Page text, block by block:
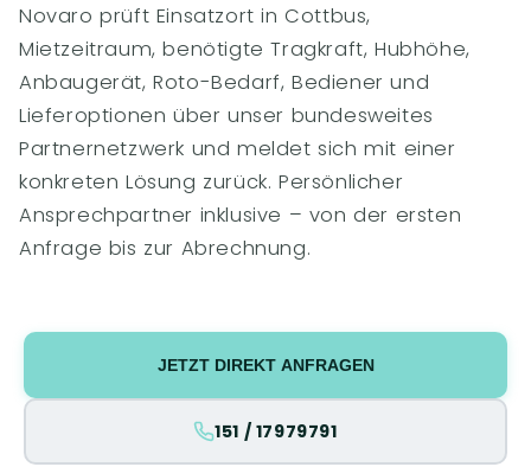
Novaro prüft Einsatzort in Cottbus,
Mietzeitraum, benötigte Tragkraft, Hubhöhe,
Anbaugerät, Roto-Bedarf, Bediener und
Lieferoptionen über unser bundesweites
Partnernetzwerk und meldet sich mit einer
konkreten Lösung zurück. Persönlicher
Ansprechpartner inklusive – von der ersten
Anfrage bis zur Abrechnung.
JETZT DIREKT ANFRAGEN
151 / 17979791